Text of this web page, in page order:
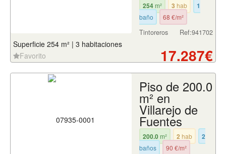
254m² 3 hab 1
baño 68 €/m²
Ref:941702
Tintoreros
Superficie 254 m² | 3 habitaciones
Favorito
17.287€
Piso de 200.0
m² en
Villarejo de
Fuentes
200.0m² 2 hab 2
baños 90 €/m²